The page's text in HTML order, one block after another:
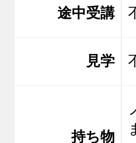
途中受講
見学
持ち物